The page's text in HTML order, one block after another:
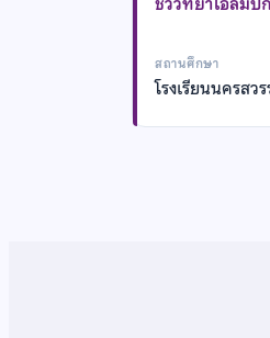
สถานศึกษา
โรงเรียนนครสว